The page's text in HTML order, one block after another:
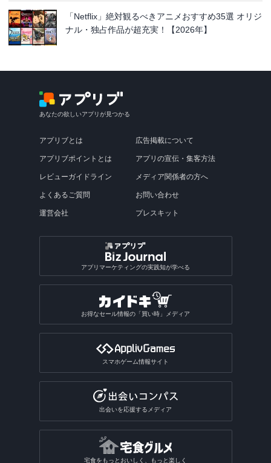
「Netflix」絶対観るべきアニメおすすめ35選 オリジ
ナル・独占作品が超充実！【2026年】
あなたの欲しいアプリが見つかる
アプリブとは
アプリブポイントとは
レビューガイドライン
よくあるご質問
運営会社
広告掲載について
アプリの宣伝・集客方法
メディア関係者の方へ
お問い合わせ
プレスキット
アプリマーケティングの実践知が学べる
お得なセール情報の「買い時」メディア
スマホゲーム情報サイト
出会いを応援するメディア
宅食をもっとおいしく、もっと楽しく